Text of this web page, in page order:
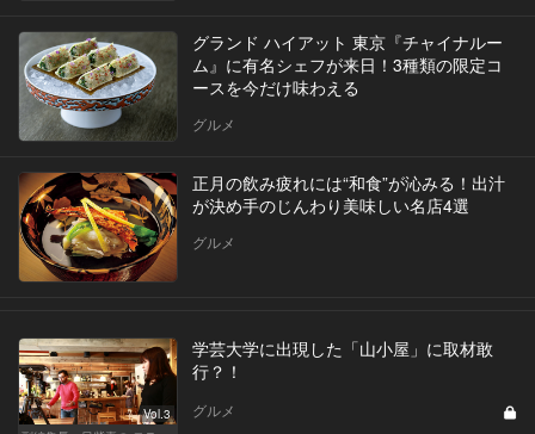
グランド ハイアット 東京『チャイナルー
ム』に有名シェフが来日！3種類の限定コ
ースを今だけ味わえる
グルメ
正月の飲み疲れには“和食”が沁みる！出汁
が決め手のじんわり美味しい名店4選
グルメ
Vol.3
学芸大学に出現した「山小屋」に取材敢
行？！
グルメ